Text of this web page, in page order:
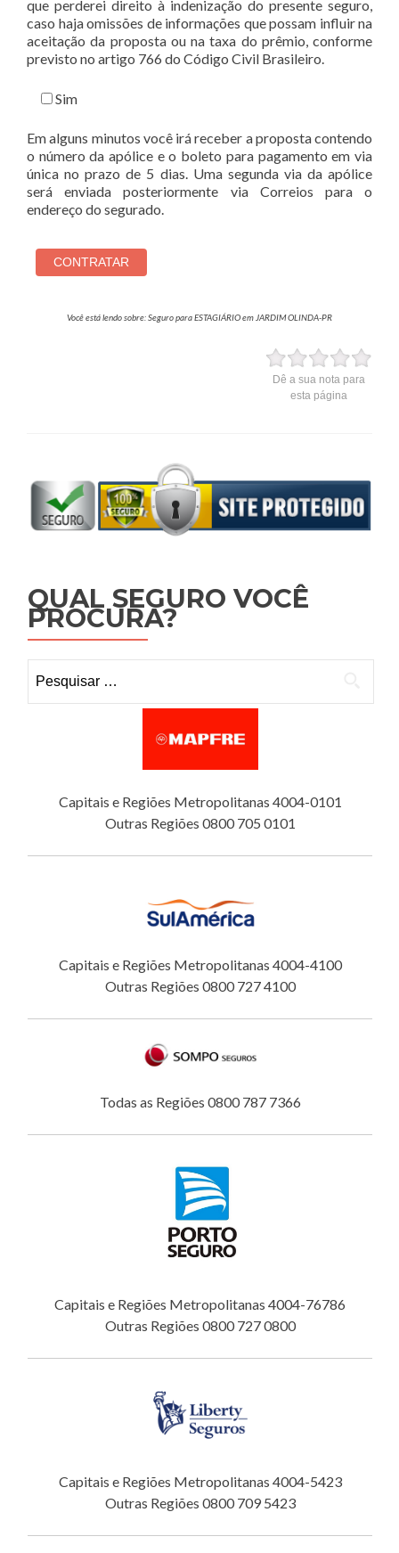
que perderei direito à indenização do presente seguro,
caso haja omissões de informações que possam influir na
aceitação da proposta ou na taxa do prêmio, conforme
previsto no artigo 766 do Código Civil Brasileiro.
Sim
Em alguns minutos você irá receber a proposta contendo
o número da apólice e o boleto para pagamento em via
única no prazo de 5 dias. Uma segunda via da apólice
será enviada posteriormente via Correios para o
endereço do segurado.
Você está lendo sobre: Seguro para ESTAGIÁRIO em JARDIM OLINDA-PR
Dê a sua nota para
esta página
QUAL SEGURO VOCÊ
PROCURA?
Capitais e Regiões Metropolitanas 4004-0101
Outras Regiões 0800 705 0101
Capitais e Regiões Metropolitanas 4004-4100
Outras Regiões 0800 727 4100
Todas as Regiões 0800 787 7366
Capitais e Regiões Metropolitanas 4004-76786
Outras Regiões 0800 727 0800
Capitais e Regiões Metropolitanas 4004-5423
Outras Regiões 0800 709 5423